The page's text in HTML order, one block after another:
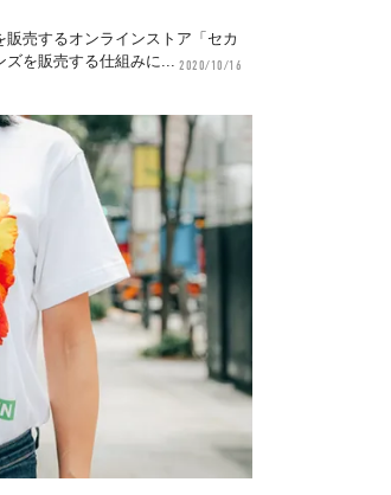
売するオンラインストア「セカ
ズを販売する仕組みに... 2020/10/16